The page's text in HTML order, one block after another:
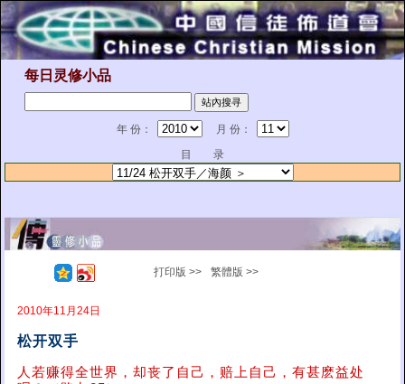
每日灵修小品
年 份：
月 份：
目 录
打印版 >> 繁體版 >>
2010年11月24日
松开双手
人若赚得全世界，却丧了自己，赔上自己，有甚麽益处